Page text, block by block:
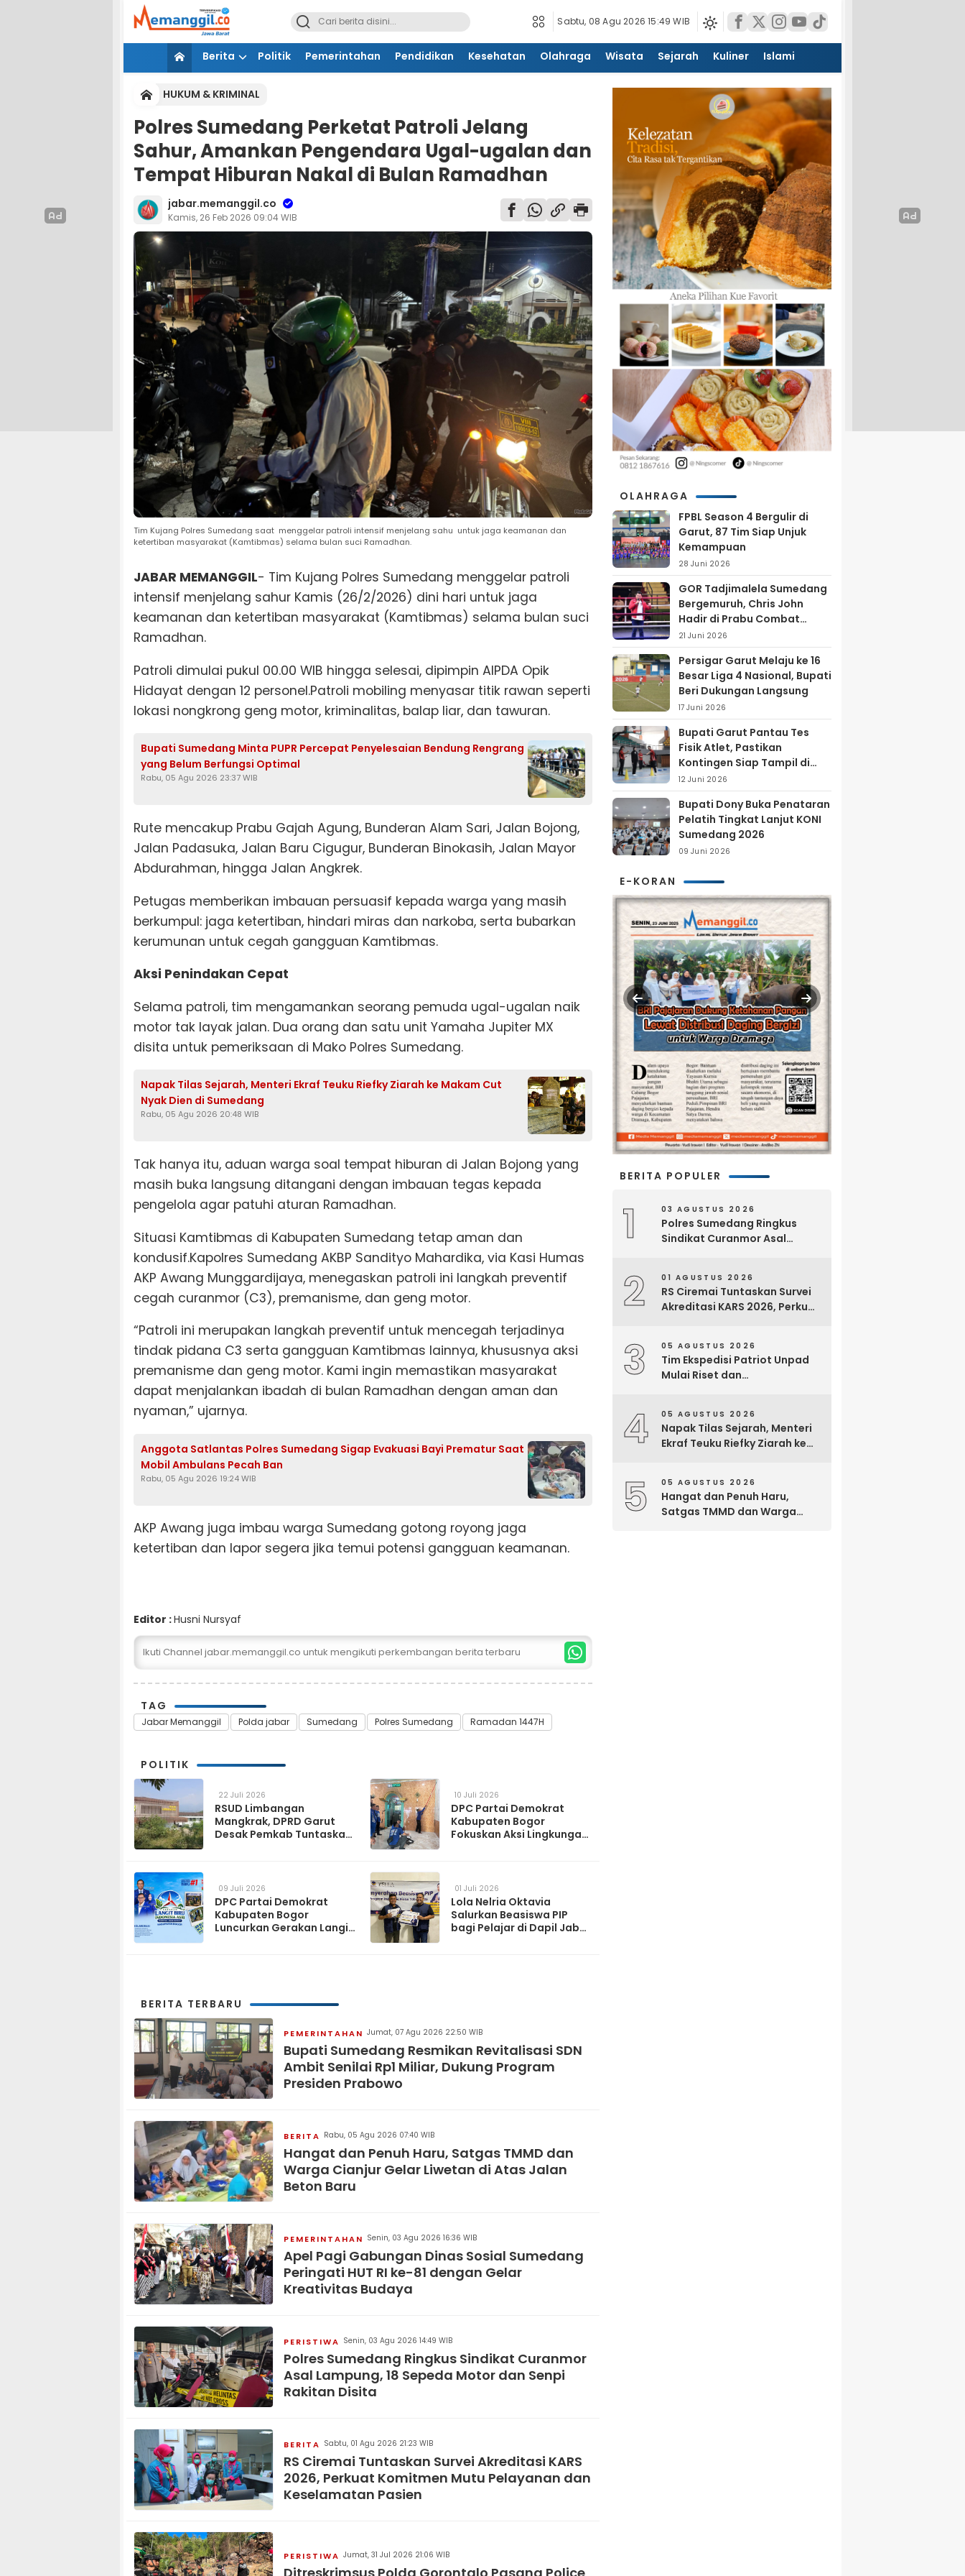
Sabtu, 08 Agu 2026 15:49 WIB
Berita Politik Pemerintahan Pendidikan Kesehatan Olahraga Wisata Sejarah Kuliner Islami
HUKUM & KRIMINAL
Polres Sumedang Perketat Patroli Jelang
Sahur, Amankan Pengendara Ugal-ugalan dan
Tempat Hiburan Nakal di Bulan Ramadhan
jabar.memanggil.co
Kamis, 26 Feb 2026 09:04 WIB
Tim Kujang Polres Sumedang saat menggelar patroli intensif menjelang sahu untuk jaga keamanan dan
ketertiban masyarakat (Kamtibmas) selama bulan suci Ramadhan.
JABAR MEMANGGIL- Tim Kujang Polres Sumedang menggelar patroli
intensif menjelang sahur Kamis (26/2/2026) dini hari untuk jaga
keamanan dan ketertiban masyarakat (Kamtibmas) selama bulan suci
Ramadhan.
Patroli dimulai pukul 00.00 WIB hingga selesai, dipimpin AIPDA Opik
Hidayat dengan 12 personel.Patroli mobiling menyasar titik rawan seperti
lokasi nongkrong geng motor, kriminalitas, balap liar, dan tawuran.
Bupati Sumedang Minta PUPR Percepat Penyelesaian Bendung Rengrang
yang Belum Berfungsi Optimal
Rabu, 05 Agu 2026 23:37 WIB
Rute mencakup Prabu Gajah Agung, Bunderan Alam Sari, Jalan Bojong,
Jalan Padasuka, Jalan Baru Cigugur, Bunderan Binokasih, Jalan Mayor
Abdurahman, hingga Jalan Angkrek.
Petugas memberikan imbauan persuasif kepada warga yang masih
berkumpul: jaga ketertiban, hindari miras dan narkoba, serta bubarkan
kerumunan untuk cegah gangguan Kamtibmas.
Aksi Penindakan Cepat
Selama patroli, tim mengamankan seorang pemuda ugal-ugalan naik
motor tak layak jalan. Dua orang dan satu unit Yamaha Jupiter MX
disita untuk pemeriksaan di Mako Polres Sumedang.
Napak Tilas Sejarah, Menteri Ekraf Teuku Riefky Ziarah ke Makam Cut
Nyak Dien di Sumedang
Rabu, 05 Agu 2026 20:48 WIB
Tak hanya itu, aduan warga soal tempat hiburan di Jalan Bojong yang
masih buka langsung ditangani dengan imbauan tegas kepada
pengelola agar patuhi aturan Ramadhan.
Situasi Kamtibmas di Kabupaten Sumedang tetap aman dan
kondusif.Kapolres Sumedang AKBP Sandityo Mahardika, via Kasi Humas
AKP Awang Munggardijaya, menegaskan patroli ini langkah preventif
cegah curanmor (C3), premanisme, dan geng motor.
“Patroli ini merupakan langkah preventif untuk mencegah terjadinya
tindak pidana C3 serta gangguan Kamtibmas lainnya, khususnya aksi
premanisme dan geng motor. Kami ingin memastikan masyarakat
dapat menjalankan ibadah di bulan Ramadhan dengan aman dan
nyaman,” ujarnya.
Anggota Satlantas Polres Sumedang Sigap Evakuasi Bayi Prematur Saat
Mobil Ambulans Pecah Ban
Rabu, 05 Agu 2026 19:24 WIB
AKP Awang juga imbau warga Sumedang gotong royong jaga
ketertiban dan lapor segera jika temui potensi gangguan keamanan.
Editor :Husni Nursyaf
Ikuti Channel jabar.memanggil.co untuk mengikuti perkembangan berita terbaru
TAG
Jabar Memanggil Polda jabar Sumedang Polres Sumedang Ramadan 1447H
POLITIK
22 Juli 2026
RSUD Limbangan
Mangkrak, DPRD Garut
Desak Pemkab Tuntaskan
10 Juli 2026
DPC Partai Demokrat
Kabupaten Bogor
Fokuskan Aksi Lingkungan
09 Juli 2026
DPC Partai Demokrat
Kabupaten Bogor
Luncurkan Gerakan Langit
01 Juli 2026
Lola Nelria Oktavia
Salurkan Beasiswa PIP
bagi Pelajar di Dapil Jabar
BERITA TERBARU
PEMERINTAHAN Jumat, 07 Agu 2026 22:50 WIB
Bupati Sumedang Resmikan Revitalisasi SDN
Ambit Senilai Rp1 Miliar, Dukung Program
Presiden Prabowo
BERITA Rabu, 05 Agu 2026 07:40 WIB
Hangat dan Penuh Haru, Satgas TMMD dan
Warga Cianjur Gelar Liwetan di Atas Jalan
Beton Baru
PEMERINTAHAN Senin, 03 Agu 2026 16:36 WIB
Apel Pagi Gabungan Dinas Sosial Sumedang
Peringati HUT RI ke-81 dengan Gelar
Kreativitas Budaya
PERISTIWA Senin, 03 Agu 2026 14:49 WIB
Polres Sumedang Ringkus Sindikat Curanmor
Asal Lampung, 18 Sepeda Motor dan Senpi
Rakitan Disita
BERITA Sabtu, 01 Agu 2026 21:23 WIB
RS Ciremai Tuntaskan Survei Akreditasi KARS
2026, Perkuat Komitmen Mutu Pelayanan dan
Keselamatan Pasien
PERISTIWA Jumat, 31 Jul 2026 21:06 WIB
OLAHRAGA
FPBL Season 4 Bergulir di
Garut, 87 Tim Siap Unjuk
Kemampuan
28 Juni 2026
GOR Tadjimalela Sumedang
Bergemuruh, Chris John
Hadir di Prabu Combat
Series 2026
21 Juni 2026
Persigar Garut Melaju ke 16
Besar Liga 4 Nasional, Bupati
Beri Dukungan Langsung
17 Juni 2026
Bupati Garut Pantau Tes
Fisik Atlet, Pastikan
Kontingen Siap Tampil di
Porprov 2026
12 Juni 2026
Bupati Dony Buka Penataran
Pelatih Tingkat Lanjut KONI
Sumedang 2026
09 Juni 2026
E-KORAN
BERITA POPULER
1 03 AGUSTUS 2026
Polres Sumedang Ringkus
Sindikat Curanmor Asal
2 01 AGUSTUS 2026
RS Ciremai Tuntaskan Survei
Akreditasi KARS 2026, Perkuat
3 05 AGUSTUS 2026
Tim Ekspedisi Patriot Unpad
Mulai Riset dan
Tomage, Fakfak
4 05 AGUSTUS 2026
Napak Tilas Sejarah, Menteri
Ekraf Teuku Riefky Ziarah ke
5 05 AGUSTUS 2026
Hangat dan Penuh Haru,
Satgas TMMD dan Warga